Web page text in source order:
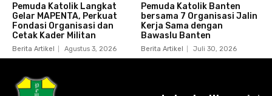
Pemuda Katolik Langkat
Gelar MAPENTA, Perkuat
Fondasi Organisasi dan
Cetak Kader Militan
Berita Artikel Agustus 3, 2026
Pemuda Katolik Banten
bersama 7 Organisasi Jalin
Kerja Sama dengan
Bawaslu Banten
Berita Artikel Juli 30, 2026